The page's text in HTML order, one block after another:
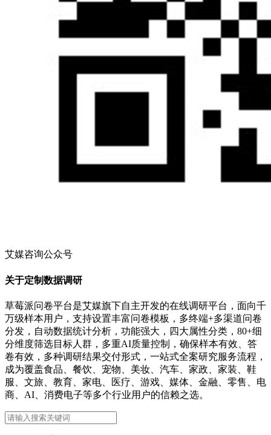
艾媒咨询公众号
关于定制数据调研
草莓派问卷平台是艾媒旗下自主开发的在线调研平台，面向千
万级样本用户，支持设置丰富问卷模板，多终端+多渠道问卷
分发，自动数据统计分析，功能强大，四大属性分类，80+细
分维度筛选目标人群，多重AI质量控制，确保样本有效、答
卷有效，多种调研结果交付形式，一站式全案研究服务流程，
成为覆盖食品、餐饮、宠物、美妆、汽车、家政、家装、鞋
服、文旅、教育、家电、医疗、游戏、媒体、金融、零售、电
商、AI、消费电子等多个行业用户的信赖之选。